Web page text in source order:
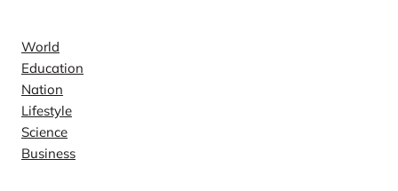
World
Education
Nation
Lifestyle
Science
Business